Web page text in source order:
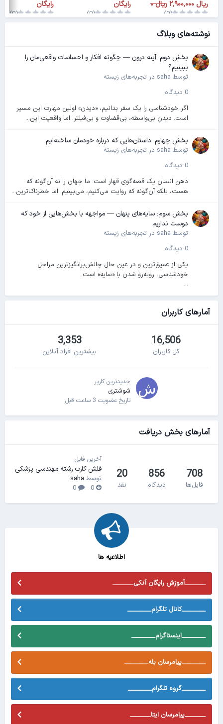
(0)
رایگان
(0)
رایگان
(0)
نوشته‌های وبلاگ
بخش دوم: آینه درون — چگونه افکار و احساسات واقعی‌مان را
ببینیم؟
توسطsahaدرتجربه‌های زیسته
0 دیدگاه
اگر خودشناسی را یک سفر بدانیم، «دیدن» اولین مهارت این مسیر
است. دیدنِ بی‌واسطه، بی‌قضاوت و بی‌فیلتر. اما واقعیت این...
بخش چهارم: داستان‌هایی که درباره خودمان ساخته‌ایم
توسطsahaدرتجربه‌های زیسته
0 دیدگاه
ذهن انسان یک قصه‌گوی قهار است. ما جهان را نه آن‌گونه که
هست، بلکه آن‌گونه که روایت می‌کنیم، می‌بینیم. اما خطرناک‌ترین...
بخش سوم: سایه‌های پنهان — مواجهه با بخش‌هایی از خود که
دوست نداریم
توسطsahaدرتجربه‌های زیسته
0 دیدگاه
یکی از عمیق‌ترین و در عین حال چالش‌برانگیزترین مراحل
خودشناسی، روبه‌رو شدن با «سایه» است.
...
آمارهای کاربران
16,506
کل کاربران
3,353
بیشترین افراد آنلاین
جدیدترین کاربر
شوشتری
تاریخ عضویت3 ساعت قبل
آمارهای بخش دریافت
708
فایل‌ها
856
دیدگاه
20
نقد
آخرین فایل
فلش کارت رشته مهندسی پزشکی
توسطsaha
0
0
اطلاعیه ها
_______آموزش رایگان آنکی_______
________کانال تلگرام________
________اینستاگرام________
________پیامرسان بله________
________گروه تلگرام________
_______پیامرسان ایتا_______